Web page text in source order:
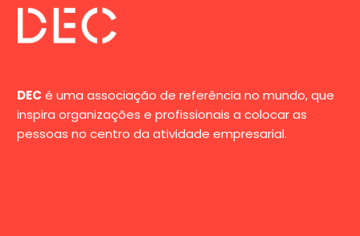
DEC é uma associação de referência no mundo, que
inspira organizações e profissionais a colocar as
pessoas no centro da atividade empresarial.